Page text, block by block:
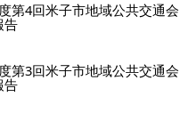
第4回米子市地域公共交通会
告
第3回米子市地域公共交通会
告